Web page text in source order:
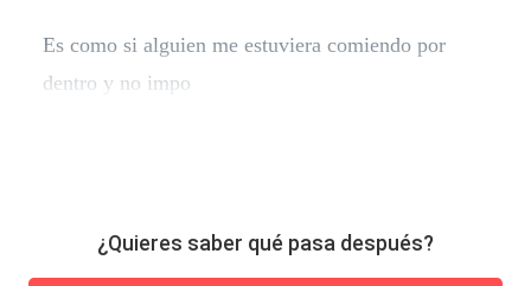
Es como si alguien me estuviera comiendo por
dentro y no impo
¿Quieres saber qué pasa después?